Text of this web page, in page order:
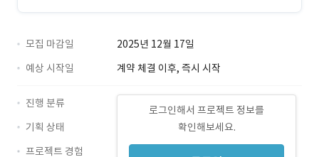
모집 마감일
2025년 12월 17일
예상 시작일
계약 체결 이후, 즉시 시작
로그인해서 프로젝트 정보를
확인해보세요.
진행 분류
기획 상태
프로젝트 경험